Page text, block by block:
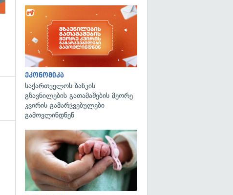
ეკონომიკა
საქართველოს ბანკის
გზავნილების გათამაშების მეორე
კვირის გამარჯვებულები
გამოვლინდნენ